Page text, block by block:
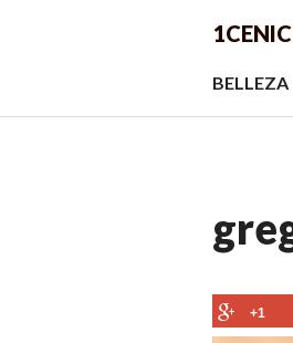
BELLEZA
+1